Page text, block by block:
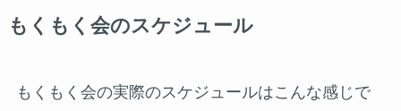
もくもく会のスケジュール
もくもく会の実際のスケジュールはこんな感じで